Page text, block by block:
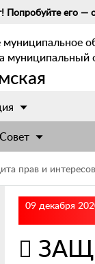
Попробуйте его —
муниципальный
прав и
09 декабря
